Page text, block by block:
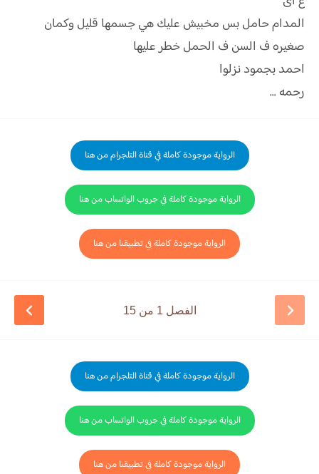
المدام حامل بس مخبيش عليك هي جسمها قليل وكمان
صغيره ف السن ف الحمل خطر عليها
احمد بجمود نزلوا
رحمه ...
الرواية موجودة كاملة في قناة التلجرام من هنا
الرواية موجودة كاملة في جروب الواتساب من هنا
الرواية موجودة كاملة في تطبيقنا من هنا
الفصل 1 من 15
الرواية موجودة كاملة في قناة التلجرام من هنا
الرواية موجودة كاملة في جروب الواتساب من هنا
الرواية موجودة كاملة في تطبيقنا من هنا